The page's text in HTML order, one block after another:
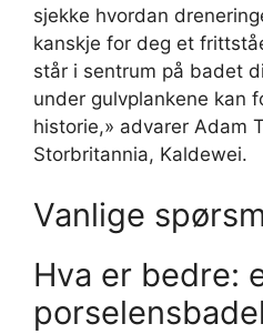
sjekke hvordan
kanskje for deg et
står i sentrum på badet
under gulvplankene kan
historie,» advarer Adam
Storbritannia, Kaldewei.
Vanlige
Hva er bedre: